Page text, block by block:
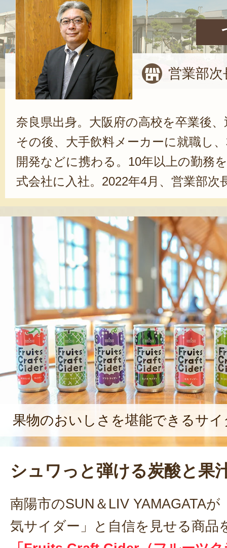
営業部
奈良県出身。大阪府の高校を卒業後
その後、大手飲料メーカーに就職し
開発などに携わる。10年以上の勤務
式会社に入社。2022年4月、営業部次
長を兼任。これまで、看板商品であ
じめ、さまざまな商品開発に尽力。
大学生と共に、新商品開発を行うな
る活動にも積極的に取り組む。県内
使い、素材本来の美味しさを活かす
生産者を支えていきたいと考えてい
「生産者の方が、周りに自慢できる
くゆくは、全国各地の果物全てを自
表』の名でジュースが作れたら面白
で展望を語ってくれた。
果物のおいしさを堪能できるサイ
シュワっと弾ける炭酸と果
南陽市のSUN＆LIV YAMAGATA
気サイダー」と自信を見せる商品